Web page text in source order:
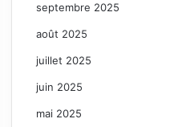
septembre 2025
août 2025
juillet 2025
juin 2025
mai 2025